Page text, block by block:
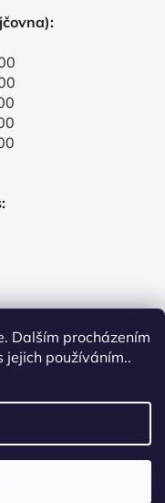
Dalším procházením
používáním..
stavebních strojů